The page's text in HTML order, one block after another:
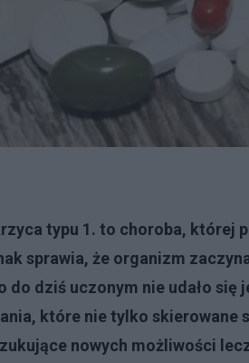
typu 1. to choroba, której
sprawia, że organizm
do dziś uczonym nie udało się
które nie tylko skierowane
nowych możliwości